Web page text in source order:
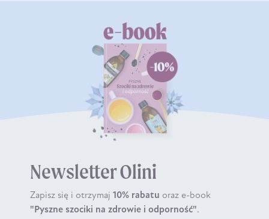
Newsletter Olini
Zapisz się i otrzymaj 10% rabatu oraz e-book
"Pyszne szociki na zdrowie i odporność".